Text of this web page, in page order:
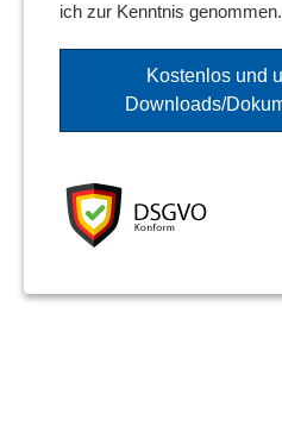
ich zur Kenntnis genommen.